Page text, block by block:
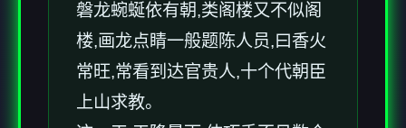
磐龙蜿蜒依有朝,类阁楼又不似阁
楼,画龙点睛一般题陈人员,曰香火
常旺,常看到达官贵人,十个代朝臣
上山求教。